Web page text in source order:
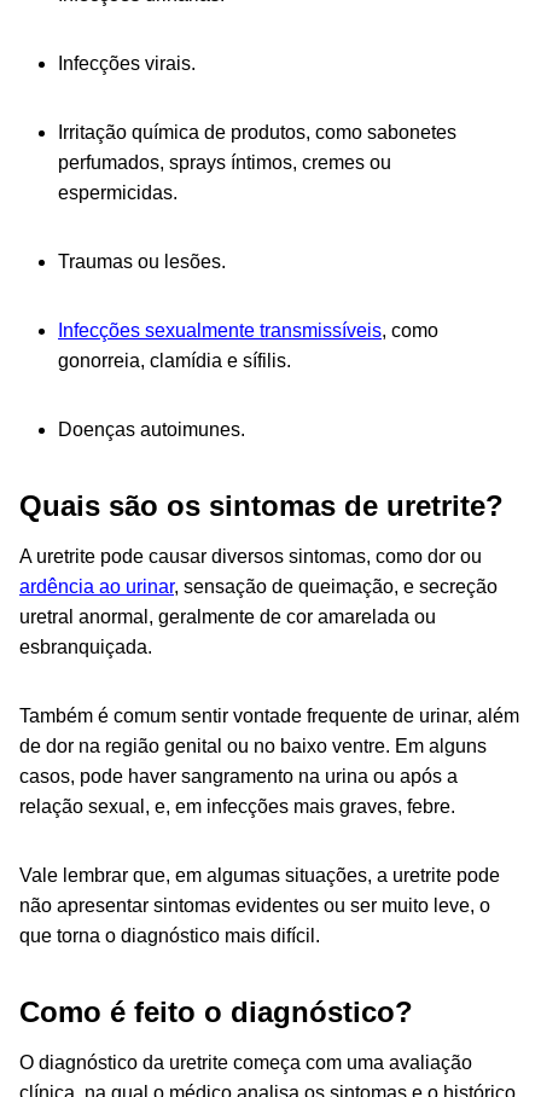
Infecções virais.
Irritação química de produtos, como sabonetes
perfumados, sprays íntimos, cremes ou
espermicidas.
Traumas ou lesões.
Infecções sexualmente transmissíveis, como
gonorreia, clamídia e sífilis.
Doenças autoimunes.
Quais são os sintomas de uretrite?
A uretrite pode causar diversos sintomas, como dor ou
ardência ao urinar, sensação de queimação, e secreção
uretral anormal, geralmente de cor amarelada ou
esbranquiçada.
Também é comum sentir vontade frequente de urinar, além
de dor na região genital ou no baixo ventre. Em alguns
casos, pode haver sangramento na urina ou após a
relação sexual, e, em infecções mais graves, febre.
Vale lembrar que, em algumas situações, a uretrite pode
não apresentar sintomas evidentes ou ser muito leve, o
que torna o diagnóstico mais difícil.
Como é feito o diagnóstico?
O diagnóstico da uretrite começa com uma avaliação
clínica, na qual o médico analisa os sintomas e o histórico